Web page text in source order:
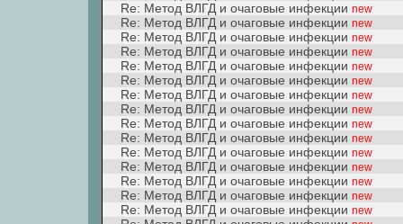
Re: Метод ВЛГД и очаговые инфекции new
Re: Метод ВЛГД и очаговые инфекции new
Re: Метод ВЛГД и очаговые инфекции new
Re: Метод ВЛГД и очаговые инфекции new
Re: Метод ВЛГД и очаговые инфекции new
Re: Метод ВЛГД и очаговые инфекции new
Re: Метод ВЛГД и очаговые инфекции new
Re: Метод ВЛГД и очаговые инфекции new
Re: Метод ВЛГД и очаговые инфекции new
Re: Метод ВЛГД и очаговые инфекции new
Re: Метод ВЛГД и очаговые инфекции new
Re: Метод ВЛГД и очаговые инфекции new
Re: Метод ВЛГД и очаговые инфекции new
Re: Метод ВЛГД и очаговые инфекции new
Re: Метод ВЛГД и очаговые инфекции new